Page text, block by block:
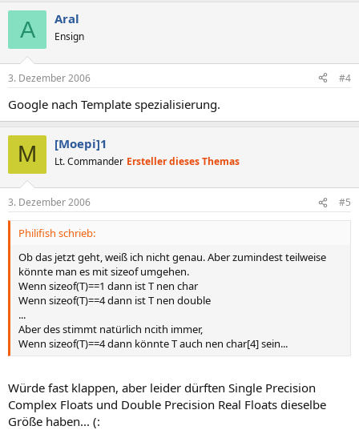
A Aral
Ensign
3. Dezember 2006 #4
Google nach Template spezialisierung.
M [Moepi]1
Lt. Commander Ersteller dieses Themas
3. Dezember 2006 #5
Philifish schrieb:
Ob das jetzt geht, weiß ich nicht genau. Aber zumindest teilweise
könnte man es mit sizeof umgehen.
Wenn sizeof(T)==1 dann ist T nen char
Wenn sizeof(T)==4 dann ist T nen double
...
Aber des stimmt natürlich ncith immer,
Wenn sizeof(T)==4 dann könnte T auch nen char[4] sein...
Würde fast klappen, aber leider dürften Single Precision
Complex Floats und Double Precision Real Floats dieselbe
Größe haben... (: